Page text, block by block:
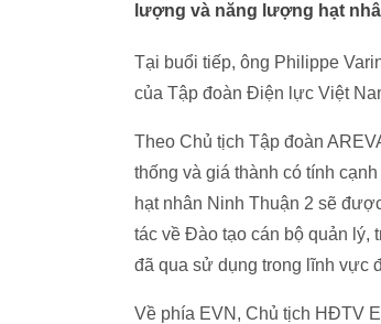
lượng và năng lượng hạt
Tại buổi tiếp, ông Philippe
của Tập đoàn Điện lực Việt
Theo Chủ tịch Tập đoàn
thống và giá thành có tính
hạt nhân Ninh Thuận 2 sẽ
tác về Đào tạo cán bộ quản lý,
đã qua sử dụng trong lĩnh vực
Về phía EVN, Chủ tịch HĐTV